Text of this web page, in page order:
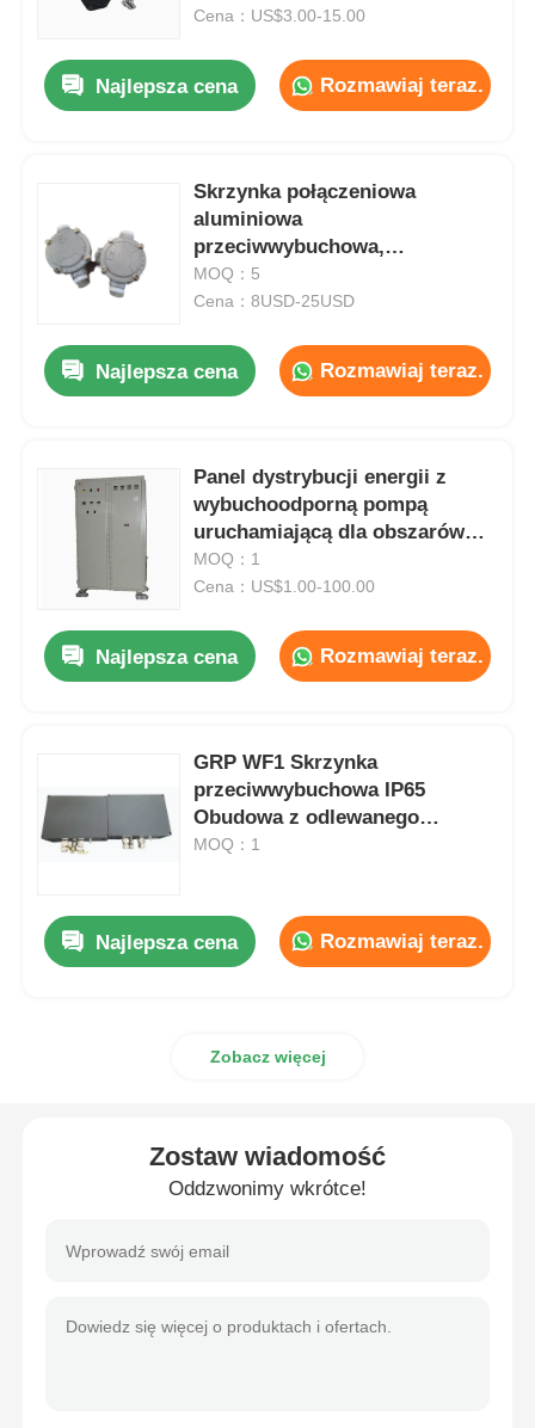
Produkty
Wycieczka po fabryce
Poprosić o wycenę
Oświetlenie przeciwwybuchowe
Lampka alarmowa przeciwwybuchowa
Cena：US$3.00-15.00
Najlepsza cena Rozmawiaj teraz.
Skrzynka połączeniowa
aluminiowa
przeciwwybuchowa,
wodoodporna, ATEX IP65, G1/2
G3/4
MOQ：5
Cena：8USD-25USD
Najlepsza cena Rozmawiaj teraz.
Panel dystrybucji energii z
wybuchoodporną pompą
uruchamiającą dla obszarów
niebezpiecznych
MOQ：1
Cena：US$1.00-100.00
Najlepsza cena Rozmawiaj teraz.
GRP WF1 Skrzynka
przeciwwybuchowa IP65
Obudowa z odlewanego
aluminium
MOQ：1
Najlepsza cena Rozmawiaj teraz.
Zobacz więcej
Zostaw wiadomość
Oddzwonimy wkrótce!